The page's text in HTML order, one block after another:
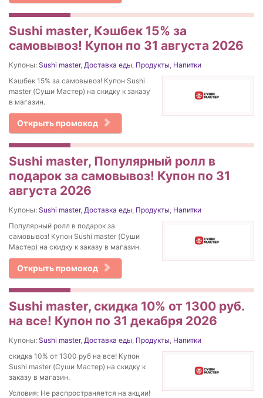
Sushi master, Кэшбек 15% за
самовывоз! Купон по 31 августа 2026
Купоны: Sushi master, Доставка еды, Продукты, Напитки
Кэшбек 15% за самовывоз! Купон Sushi
master (Суши Мастер) на скидку к заказу
в магазин.
Открыть промокод
Sushi master, Популярный ролл в
подарок за самовывоз! Купон по 31
августа 2026
Купоны: Sushi master, Доставка еды, Продукты, Напитки
Популярный ролл в подарок за
самовывоз! Купон Sushi master (Суши
Мастер) на скидку к заказу в магазин.
Открыть промокод
Sushi master, скидка 10% от 1300 руб.
на все! Купон по 31 декабря 2026
Купоны: Sushi master, Доставка еды, Продукты, Напитки
скидка 10% от 1300 руб на все! Купон
Sushi master (Суши Мастер) на скидку к
заказу в магазин.
Условия: Не распространяется на акции!